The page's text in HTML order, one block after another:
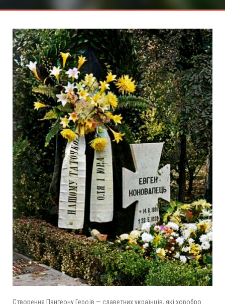
Створення Пантеону Героїв — славетних українців, які хоробро